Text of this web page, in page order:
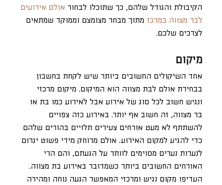
הקיבולת והגודל שלהם, כך שתוכלו לבחור אולם אירועים
לבר מצווה במרכז מתוך מבחר מצומצם וממוקד שמתאים
לצרכים שלכם.
מיקום
אחד השיקולים החשובים ביותר שיש לקחת בחשבון
בבחירת אולם לבת מצווה הוא המיקום. מיקום מרכזי
ונגיש חשוב לכל סוג של אירוע אבל לאירוע כמו בת או
בר מצווה, זה חשוב אף יותר. באירוע כזה צפויים
להשתתף לא מעט אורחים צעירים תלויים בהורים שלהם
כדי להגיע למקום האירוע. אולם מרוחק מידי פשוט יגרום
לנערות נערים מסוימים לוותר על הגעתם, והם הרי
האורחים החשובים ביותר כשמדובר באירוע בת מצווה.
העדיפו מקום נגיש ומרכזי המאפשר הגעה נוחה ומהירה